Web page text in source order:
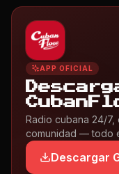
APP OFICIAL
Radio cubana 24/
comunidad — todo
Descargar